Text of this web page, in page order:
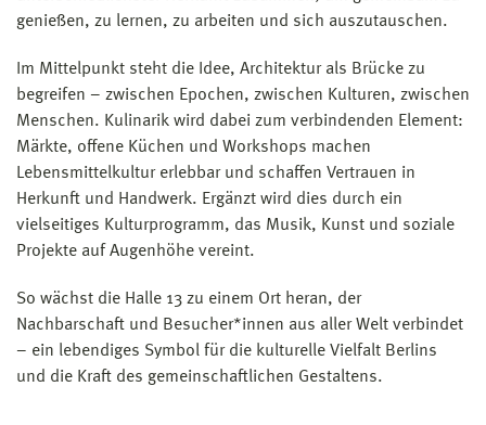
genießen, zu lernen, zu arbeiten und sich auszutauschen.
Im Mittelpunkt steht die Idee, Architektur als Brücke zu
begreifen – zwischen Epochen, zwischen Kulturen, zwischen
Menschen. Kulinarik wird dabei zum verbindenden Element:
Märkte, offene Küchen und Workshops machen
Lebensmittelkultur erlebbar und schaffen Vertrauen in
Herkunft und Handwerk. Ergänzt wird dies durch ein
vielseitiges Kulturprogramm, das Musik, Kunst und soziale
Projekte auf Augenhöhe vereint.
So wächst die Halle 13 zu einem Ort heran, der
Nachbarschaft und Besucher*innen aus aller Welt verbindet
– ein lebendiges Symbol für die kulturelle Vielfalt Berlins
und die Kraft des gemeinschaftlichen Gestaltens.